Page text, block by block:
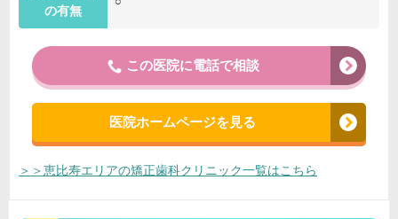
の有無
この医院に電話で相談
医院ホームページを見る
＞＞恵比寿エリアの矯正歯科クリニック一覧はこちら